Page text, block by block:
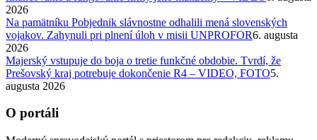
2026
Na pamätníku Pobjednik slávnostne odhalili mená slovenských
vojakov. Zahynuli pri plnení úloh v misii UNPROFOR6. augusta
2026
Majerský vstupuje do boja o tretie funkčné obdobie. Tvrdí, že
Prešovský kraj potrebuje dokončenie R4 – VIDEO, FOTO5.
augusta 2026
O portáli